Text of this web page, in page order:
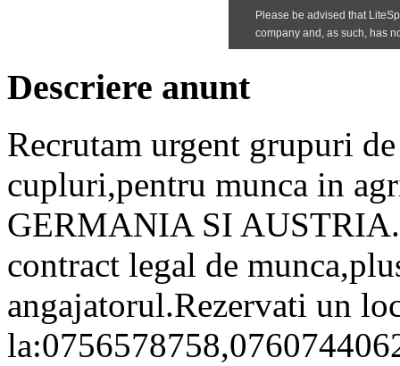
Descriere anunt
Recrutam urgent grupuri
cupluri,pentru munca in
GERMANIA SI
contract legal de
angajatorul.Rezervati un